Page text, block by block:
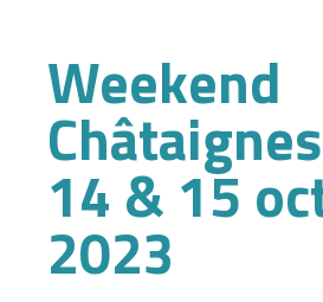
Weekend
14 & 15
2023